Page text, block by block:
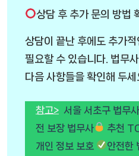
상담 후 추가 문의 방법
상담이 끝난 후에도 추가적
필요할 수 있습니다. 법무
다음 사항들을 확인해 두세
참고> 서울 서초구 법무사
전 보장 법무사
추천
개인 정보 보호
안전한